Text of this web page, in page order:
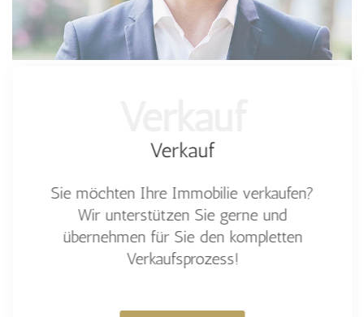
Verkauf
Sie möchten Ihre Immobilie verkaufen?
Wir unterstützen Sie gerne und
übernehmen für Sie den kompletten
Verkaufsprozess!